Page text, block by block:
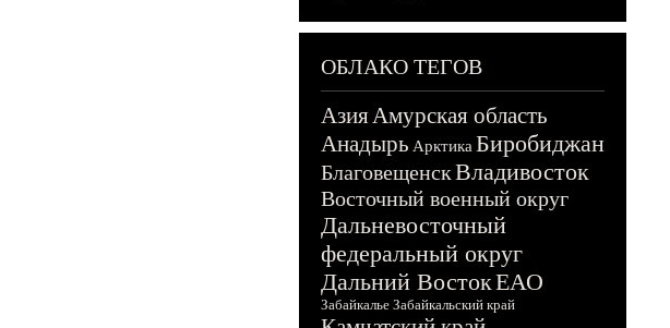
ОБЛАКО ТЕГОВ
АзияАмурская область
Анадырь Арктика Биробиджан
БлаговещенскВладивосток
Восточный военный округ
Дальневосточный
федеральный округ
Дальний ВостокЕАО
Забайкалье Забайкальский край